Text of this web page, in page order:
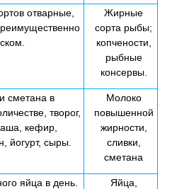
отварные,
Жирные
сорта рыбы;
копчености,
рыбные
консервы.
сметана в
творог,
кефир,
йогурт, сыры.
Молоко
повышенной
жирности,
сливки,
сметана
яйца в день.
Яйца,